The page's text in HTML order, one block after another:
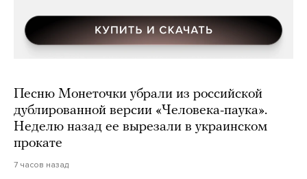
Песню Монеточки убрали из российской
дублированной версии «Человека-паука».
Неделю назад ее вырезали в украинском
прокате
7 часов назад